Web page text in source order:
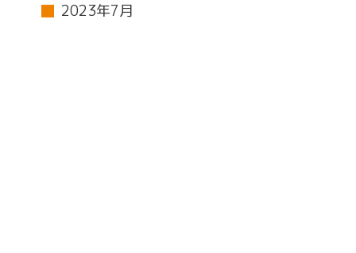
2023年7月